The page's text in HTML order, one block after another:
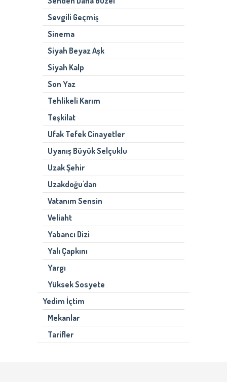
Sevgili Geçmiş
Sinema
Siyah Beyaz Aşk
Siyah Kalp
Son Yaz
Tehlikeli Karım
Teşkilat
Ufak Tefek Cinayetler
Uyanış Büyük Selçuklu
Uzak Şehir
Uzakdoğu'dan
Vatanım Sensin
Veliaht
Yabancı Dizi
Yalı Çapkını
Yargı
Yüksek Sosyete
Yedim İçtim
Mekanlar
Tarifler